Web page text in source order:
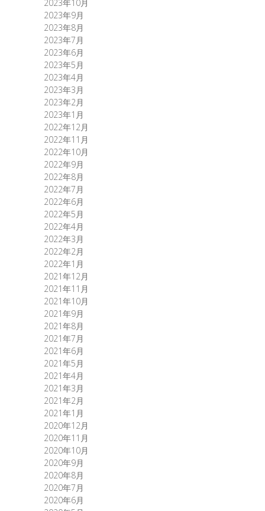
2023年10月
2023年9月
2023年8月
2023年7月
2023年6月
2023年5月
2023年4月
2023年3月
2023年2月
2023年1月
2022年12月
2022年11月
2022年10月
2022年9月
2022年8月
2022年7月
2022年6月
2022年5月
2022年4月
2022年3月
2022年2月
2022年1月
2021年12月
2021年11月
2021年10月
2021年9月
2021年8月
2021年7月
2021年6月
2021年5月
2021年4月
2021年3月
2021年2月
2021年1月
2020年12月
2020年11月
2020年10月
2020年9月
2020年8月
2020年7月
2020年6月